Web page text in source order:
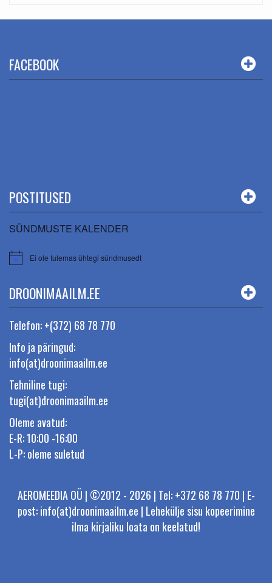
FACEBOOK
POSTITUSED
SÜNDMUSTE KALENDER
Ei ole tulemas ühtegi sündmusedt
DROONIMAAILM.EE
Telefon: +(372) 68 78 770
Info ja päringud:
info(at)droonimaailm.ee
Tehniline tugi:
tugi(at)droonimaailm.ee
Oleme avatud:
E-R: 10:00 -16:00
L-P: oleme suletud
AEROMEEDIA OÜ | ©2012 - 2026 | Tel: +372 68 78 770 | E-
post: info(at)droonimaailm.ee | Lehekülje sisu kopeerimine
ilma kirjaliku loata on keelatud!